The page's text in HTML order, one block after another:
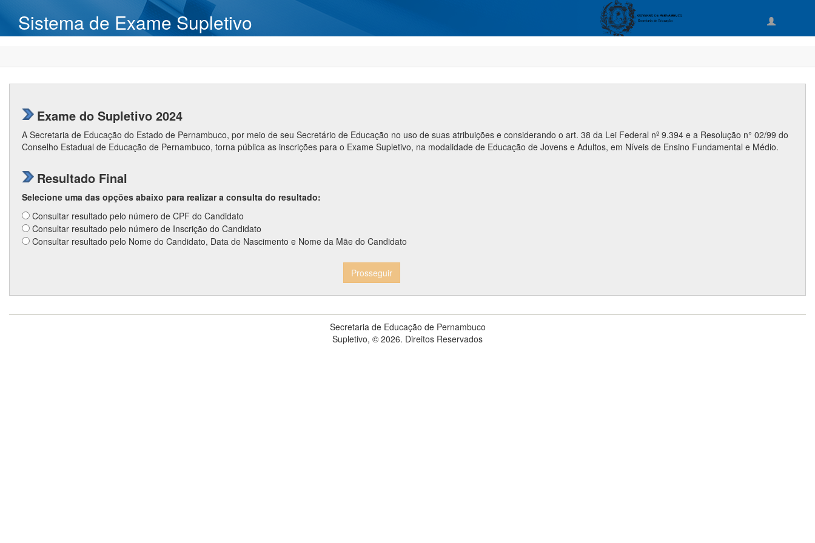
Sistema de Exame Supletivo
Exame do Supletivo 2024
A Secretaria de Educação do Estado de Pernambuco, por meio de seu Secretário de Educação no uso de suas atribuições e considerando o art. 38 da Lei Federal nº 9.394 e a Resolução n° 02/99 do
Conselho Estadual de Educação de Pernambuco, torna pública as inscrições para o Exame Supletivo, na modalidade de Educação de Jovens e Adultos, em Níveis de Ensino Fundamental e Médio.
Resultado Final
Selecione uma das opções abaixo para realizar a consulta do resultado:
Consultar resultado pelo número de CPF do Candidato
Consultar resultado pelo número de Inscrição do Candidato
Consultar resultado pelo Nome do Candidato, Data de Nascimento e Nome da Mãe do Candidato
Prosseguir
Secretaria de Educação de Pernambuco
Supletivo, © 2026. Direitos Reservados